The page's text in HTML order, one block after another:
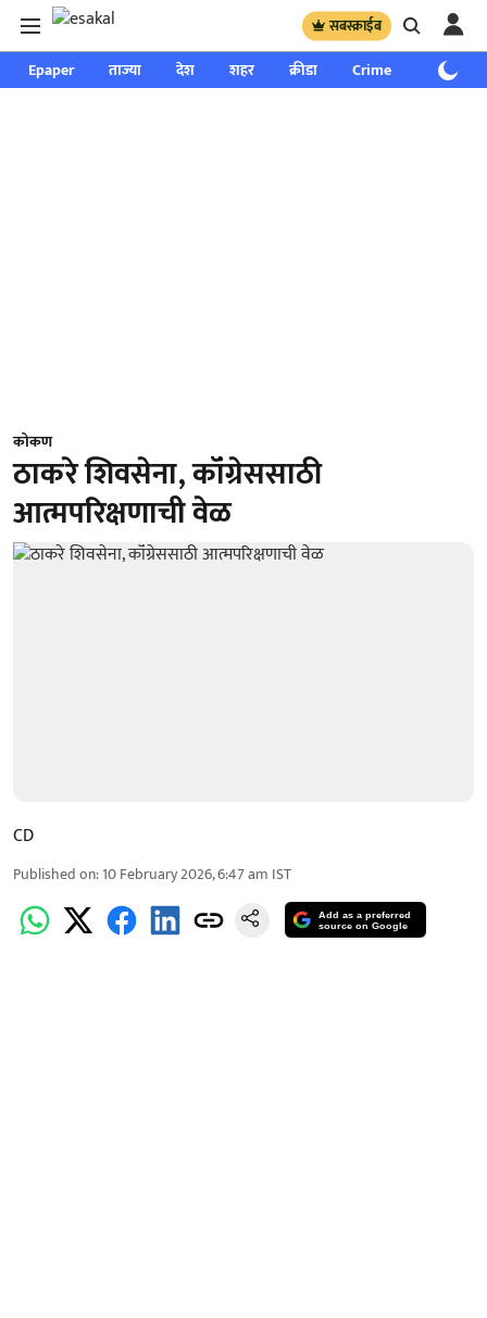
सबस्क्राईब
Epaper ताज्या देश शहर क्रीडा Crime साप्ताहिक
कोकण
ठाकरे शिवसेना, कॉंग्रेससाठी
आत्मपरिक्षणाची वेळ
CD
Published on:10 February 2026, 6:47 am IST
Add as a preferred
source on Google